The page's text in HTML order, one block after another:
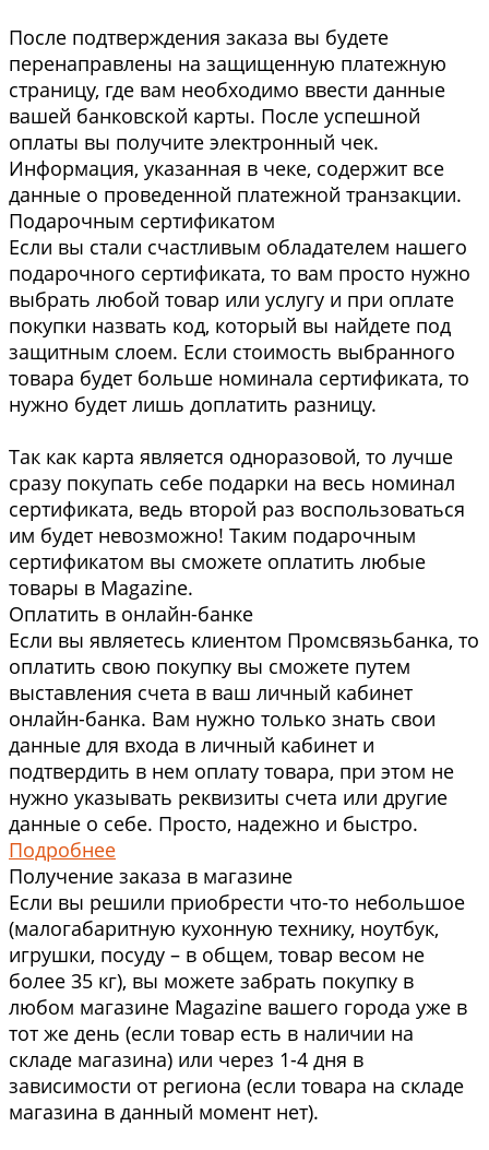
После подтверждения заказа вы будете
перенаправлены на защищенную платежную
страницу, где вам необходимо ввести данные
вашей банковской карты. После успешной
оплаты вы получите электронный чек.
Информация, указанная в чеке, содержит все
данные о проведенной платежной транзакции.
Подарочным сертификатом
Если вы стали счастливым обладателем нашего
подарочного сертификата, то вам просто нужно
выбрать любой товар или услугу и при оплате
покупки назвать код, который вы найдете под
защитным слоем. Если стоимость выбранного
товара будет больше номинала сертификата, то
нужно будет лишь доплатить разницу.
Так как карта является одноразовой, то лучше
сразу покупать себе подарки на весь номинал
сертификата, ведь второй раз воспользоваться
им будет невозможно! Таким подарочным
сертификатом вы сможете оплатить любые
товары в Magazine.
Оплатить в онлайн-банке
Если вы являетесь клиентом Промсвязьбанка, то
оплатить свою покупку вы сможете путем
выставления счета в ваш личный кабинет
онлайн-банка. Вам нужно только знать свои
данные для входа в личный кабинет и
подтвердить в нем оплату товара, при этом не
нужно указывать реквизиты счета или другие
данные о себе. Просто, надежно и быстро.
Подробнее
Получение заказа в магазине
Если вы решили приобрести что-то небольшое
(малогабаритную кухонную технику, ноутбук,
игрушки, посуду – в общем, товар весом не
более 35 кг), вы можете забрать покупку в
любом магазине Magazine вашего города уже в
тот же день (если товар есть в наличии на
складе магазина) или через 1-4 дня в
зависимости от региона (если товара на складе
магазина в данный момент нет).